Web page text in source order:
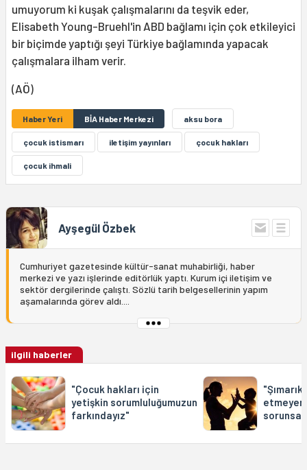
umuyorum ki kuşak çalışmalarını da teşvik eder,
Elisabeth Young-Bruehl'in ABD bağlamı için çok etkileyici
bir biçimde yaptığı şeyi Türkiye bağlamında yapacak
çalışmalara ilham verir.
(AÖ)
Haber Yeri BİA Haber Merkezi aksu bora
çocuk istismarı iletişim yayınları çocuk hakları
çocuk ihmali
Ayşegül Özbek
Cumhuriyet gazetesinde kültür-sanat muhabirliği, haber
merkezi ve yazı işlerinde editörlük yaptı. Kurum içi iletişim ve
sektör dergilerinde çalıştı. Sözlü tarih belgesellerinin yapım
aşamalarında görev aldı....
ilgili haberler
"Çocuk hakları için
yetişkin sorumluluğumuzun
farkındayız"
etmeyen
sorunsalı